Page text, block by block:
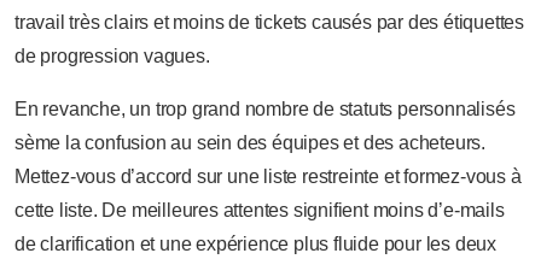
travail très clairs et moins de tickets causés par des étiquettes
de progression vagues.
En revanche, un trop grand nombre de statuts personnalisés
sème la confusion au sein des équipes et des acheteurs.
Mettez-vous d’accord sur une liste restreinte et formez-vous à
cette liste. De meilleures attentes signifient moins d’e-mails
de clarification et une expérience plus fluide pour les deux